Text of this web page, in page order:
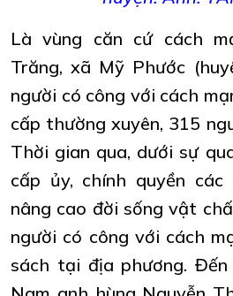
Là vùng căn cứ cách
Trăng, xã Mỹ Phước
người có công với cách
cấp thường xuyên, 315
Thời gian qua, dưới sự
cấp ủy, chính quyền
nâng cao đời sống vật
người có công với cách
sách tại địa phương.